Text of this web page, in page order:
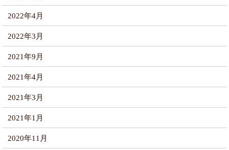
2022年4月
2022年3月
2021年9月
2021年4月
2021年3月
2021年1月
2020年11月